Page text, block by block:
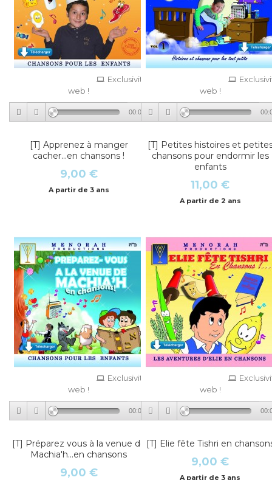
Exclusivité
web !
00:00
[T] Apprenez à manger
cacher...en chansons !
9,00 €
A partir de 3 ans
web !
[T] Petites histoires et
chansons pour endormir les
enfants
11,00 €
A partir de 2 ans
Exclusivité
web !
00:00
[T] Préparez vous à la venue de
Machia'h...en chansons
9,00 €
web !
[T] Elie fête Tishri en
9,00 €
A partir de 3 ans